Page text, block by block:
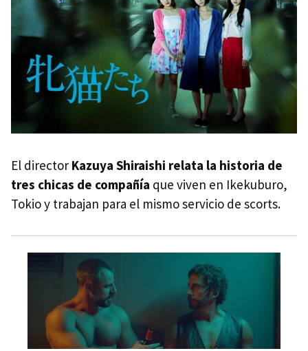
El director Kazuya Shiraishi relata la historia de
tres chicas de compañía que viven en Ikekuburo,
Tokio y trabajan para el mismo servicio de scorts.